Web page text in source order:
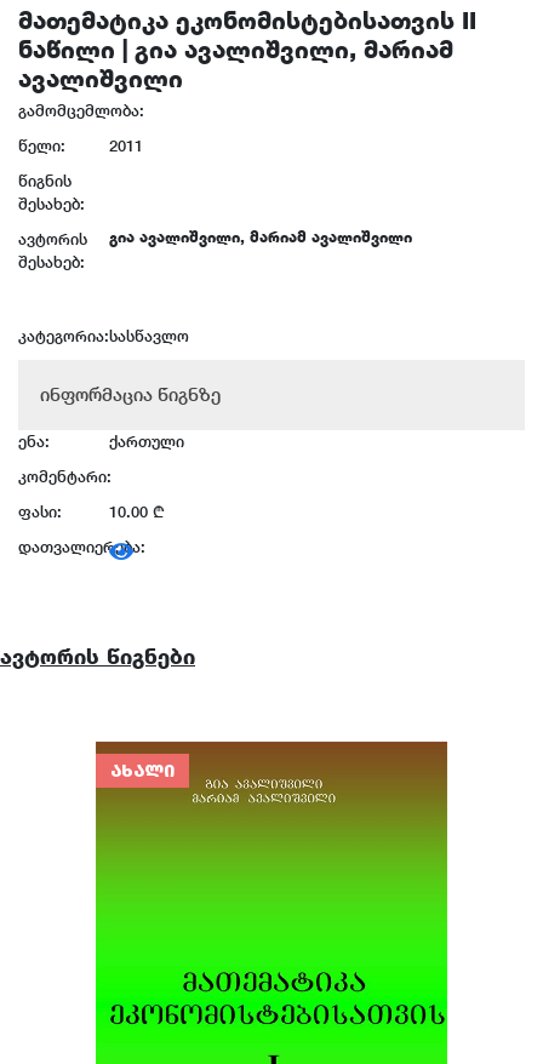
მათემატიკა ეკონომისტებისათვის II
ნაწილი | გია ავალიშვილი, მარიამ
ავალიშვილი
გამომცემლობა:
წელი:
2011
წიგნის
შესახებ:
ავტორის
შესახებ:
გია ავალიშვილი, მარიამ ავალიშვილი
კატეგორია:სასწავლო
ინფორმაცია წიგნზე
ენა:
ქართული
კომენტარი:
ფასი:
10.00 ₾
დათვალიერება:
ავტორის წიგნები
ᲐᲮᲐᲚᲘ